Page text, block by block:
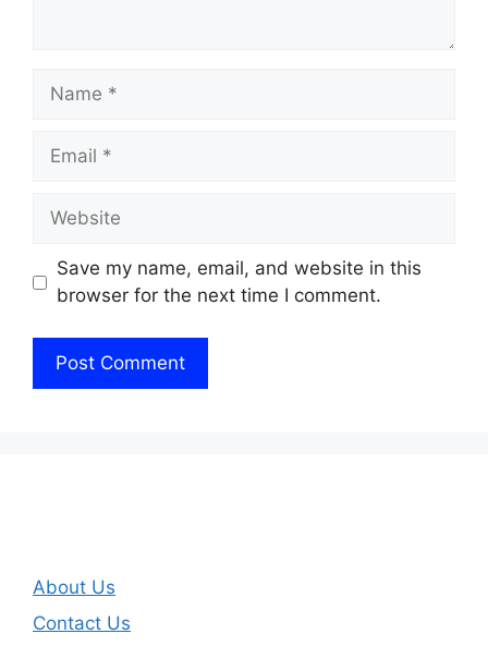
Name
Email
Website
Save my name, email, and website in this
browser for the next time I comment.
About Us
Contact Us